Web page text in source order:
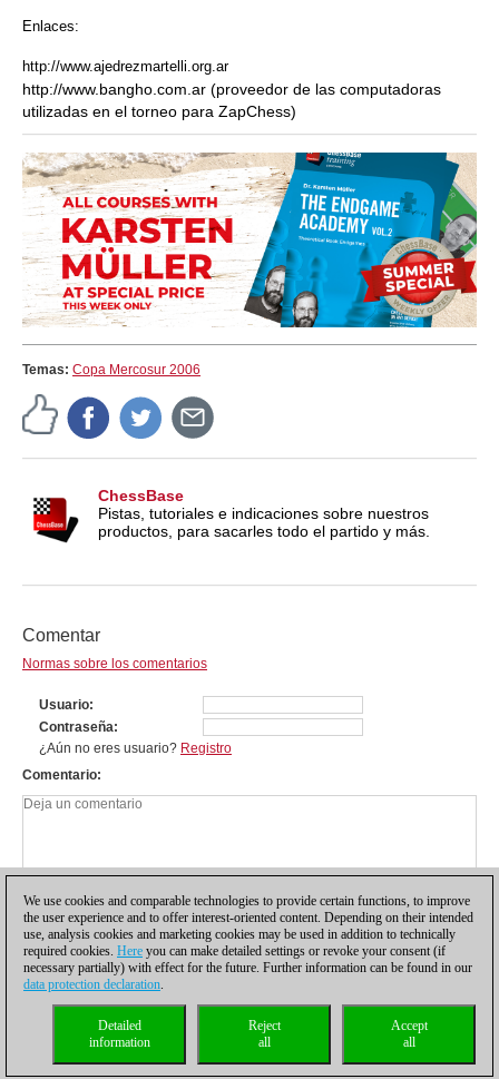
Enlaces:
http://www.ajedrezmartelli.org.ar
http://www.bangho.com.ar (proveedor de las computadoras
utilizadas en el torneo para ZapChess)
Temas: Copa Mercosur 2006
ChessBase
Pistas, tutoriales e indicaciones sobre nuestros
productos, para sacarles todo el partido y más.
Comentar
Normas sobre los comentarios
Usuario
Contraseña
¿Aún no eres usuario? Registro
Comentario
Política de privacidad |Para contactar Cookies Management
Licencias
Compliance Hotline
coldest news
We use cookies and comparable technologies to provide certain functions, to improve
the user experience and to offer interest-oriented content. Depending on their intended
use, analysis cookies and marketing cookies may be used in addition to technically
required cookies. Here you can make detailed settings or revoke your consent (if
necessary partially) with effect for the future. Further information can be found in our
data protection declaration.
Accept
all
Reject
all
Detailed
information